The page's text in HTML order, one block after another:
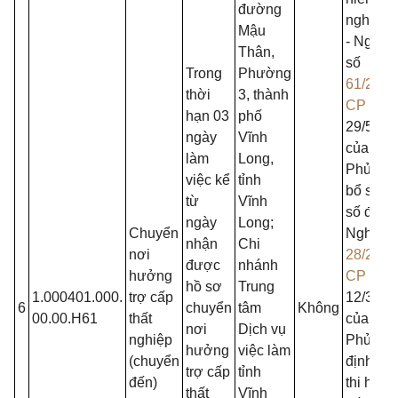
6
1.000401.000.
00.00.H61
Chuyển
nơi
hưởng
trợ cấp
thất
nghiệp
(chuyển
đến)
Trong
thời
hạn 03
ngày
làm
việc kể
từ
ngày
nhận
được
hồ sơ
chuyển
nơi
hưởng
trợ cấp
thất
đường
Mậu
Thân,
Phường
3, thành
phố
Vĩnh
Long,
tỉnh
Vĩnh
Long;
Chi
nhánh
Trung
tâm
Dịch vụ
việc làm
tỉnh
Vĩnh
Không
nghiệp;
- Nghị
số
61/
CP
29/5/
của
Phủ
bổ
số điều
Nghị
28/
CP
12/3/
của
Phủ quy
định chi
thi